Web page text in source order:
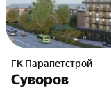
ГК Парапетстрой
Суворов